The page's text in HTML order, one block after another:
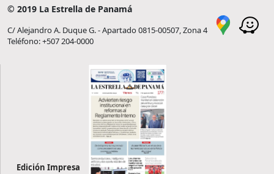
© 2019 La Estrella de Panamá
C/ Alejandro A. Duque G. - Apartado 0815-00507, Zona 4
Teléfono: +507 204-0000
Edición Impresa